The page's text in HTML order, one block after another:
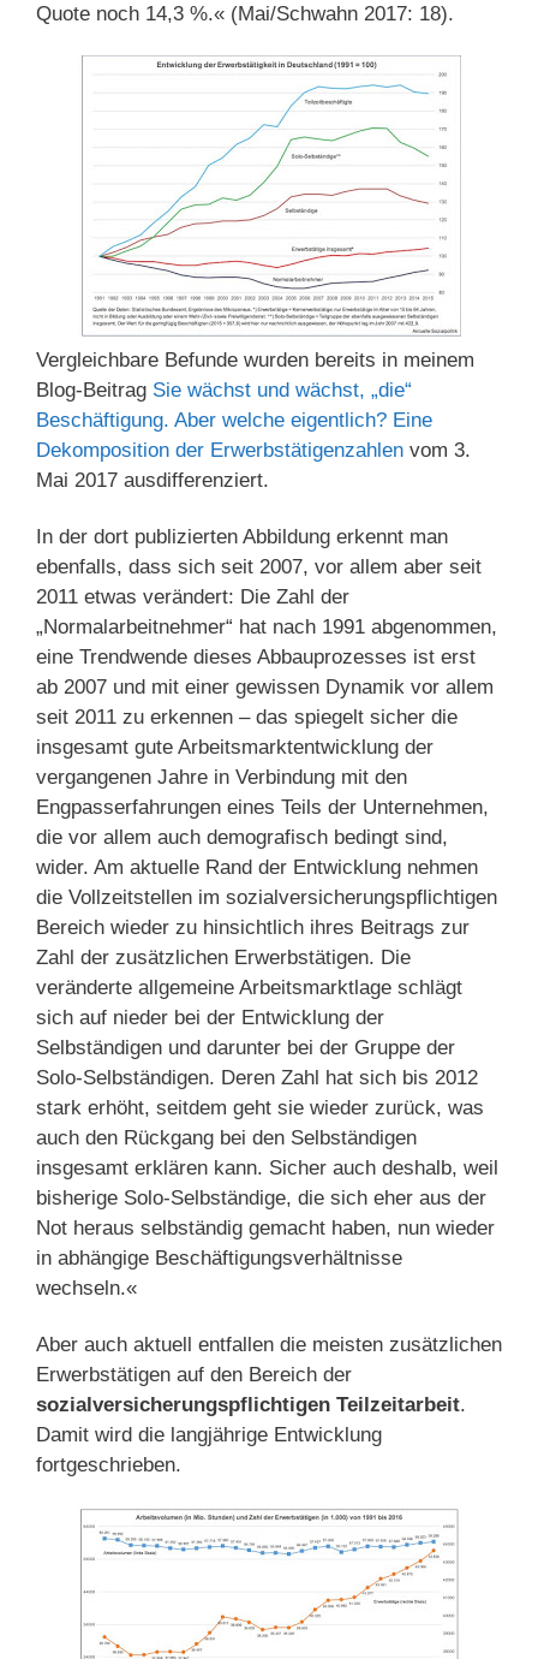
Quote noch 14,3 %.« (Mai/Schwahn 2017: 18).
Vergleichbare Befunde wurden bereits in meinem
Blog-Beitrag Sie wächst und wächst, „die“
Beschäftigung. Aber welche eigentlich? Eine
Dekomposition der Erwerbstätigenzahlen vom 3.
Mai 2017 ausdifferenziert.
In der dort publizierten Abbildung erkennt man
ebenfalls, dass sich seit 2007, vor allem aber seit
2011 etwas verändert: Die Zahl der
„Normalarbeitnehmer“ hat nach 1991 abgenommen,
eine Trendwende dieses Abbauprozesses ist erst
ab 2007 und mit einer gewissen Dynamik vor allem
seit 2011 zu erkennen – das spiegelt sicher die
insgesamt gute Arbeitsmarktentwicklung der
vergangenen Jahre in Verbindung mit den
Engpasserfahrungen eines Teils der Unternehmen,
die vor allem auch demografisch bedingt sind,
wider. Am aktuelle Rand der Entwicklung nehmen
die Vollzeitstellen im sozialversicherungspflichtigen
Bereich wieder zu hinsichtlich ihres Beitrags zur
Zahl der zusätzlichen Erwerbstätigen. Die
veränderte allgemeine Arbeitsmarktlage schlägt
sich auf nieder bei der Entwicklung der
Selbständigen und darunter bei der Gruppe der
Solo-Selbständigen. Deren Zahl hat sich bis 2012
stark erhöht, seitdem geht sie wieder zurück, was
auch den Rückgang bei den Selbständigen
insgesamt erklären kann. Sicher auch deshalb, weil
bisherige Solo-Selbständige, die sich eher aus der
Not heraus selbständig gemacht haben, nun wieder
in abhängige Beschäftigungsverhältnisse
wechseln.«
Aber auch aktuell entfallen die meisten zusätzlichen
Erwerbstätigen auf den Bereich der
sozialversicherungspflichtigen Teilzeitarbeit.
Damit wird die langjährige Entwicklung
fortgeschrieben.